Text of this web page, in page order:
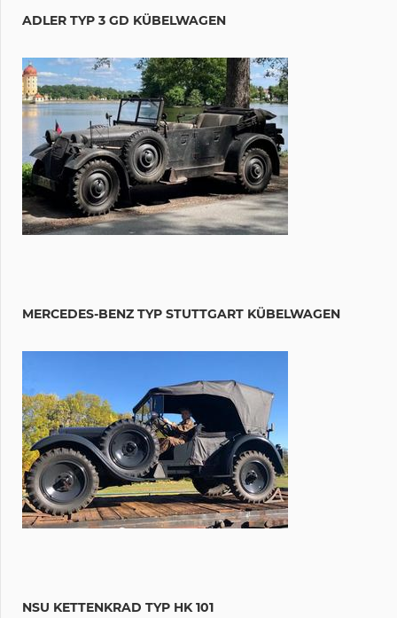
ADLER TYP 3 GD KÜBELWAGEN
MERCEDES-BENZ TYP STUTTGART KÜBELWAGEN
NSU KETTENKRAD TYP HK 101